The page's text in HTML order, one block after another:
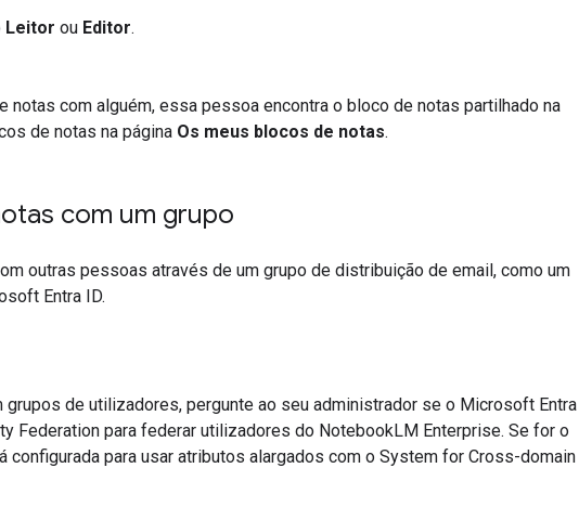
Leitor ou Editor.
notas com alguém, essa pessoa encontra o bloco de notas partilhado na
de notas na página Os meus blocos de notas.
com um grupo
outras pessoas através de um grupo de distribuição de email, como um
Entra ID.
grupos de utilizadores, pergunte ao seu administrador se o Microsoft Entra
Federation para federar utilizadores do NotebookLM Enterprise. Se for o
configurada para usar atributos alargados com o System for Cross-domain